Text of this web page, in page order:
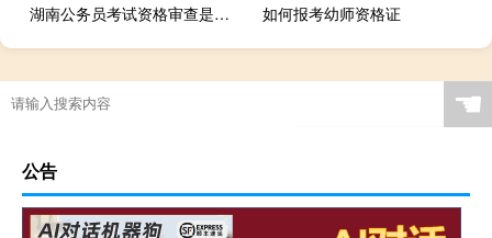
湖南公务员考试资格审查是在线上进行吗
如何报考幼师资格证
☚
公告